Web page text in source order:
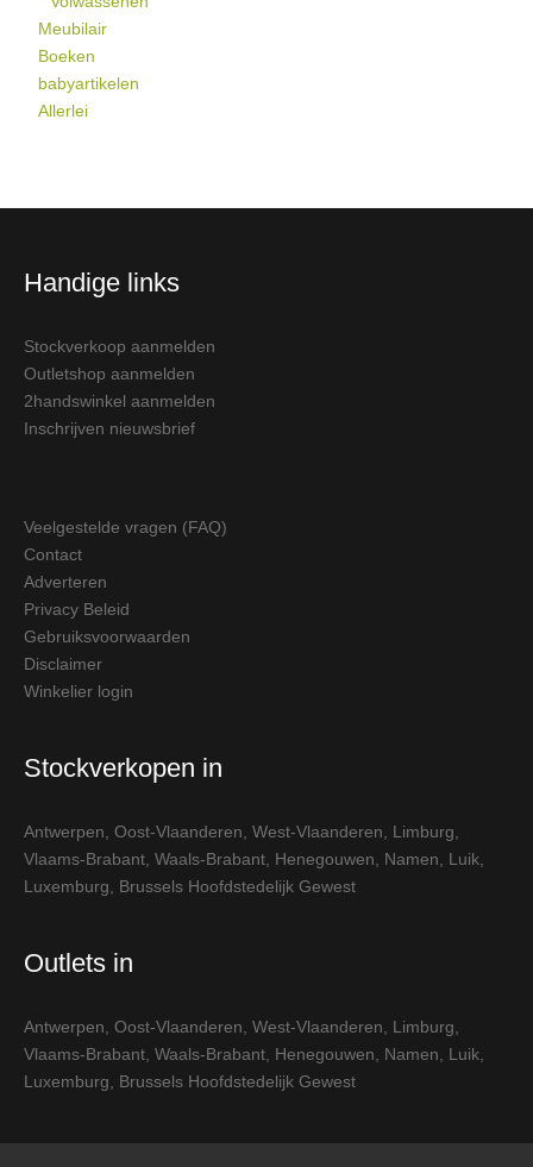
Meubilair
Boeken
babyartikelen
Allerlei
Handige links
Stockverkoop aanmelden
Outletshop aanmelden
2handswinkel aanmelden
Inschrijven nieuwsbrief
Veelgestelde vragen (FAQ)
Contact
Adverteren
Privacy Beleid
Gebruiksvoorwaarden
Disclaimer
Winkelier login
Stockverkopen in
Antwerpen Oost-Vlaanderen West-Vlaanderen Limburg
Vlaams-Brabant Waals-Brabant Henegouwen Namen Luik
Luxemburg
Brussels Hoofdstedelijk Gewest
Outlets in
Antwerpen Oost-Vlaanderen West-Vlaanderen Limburg
Vlaams-Brabant Waals-Brabant Henegouwen Namen Luik
Luxemburg
Brussels Hoofdstedelijk Gewest